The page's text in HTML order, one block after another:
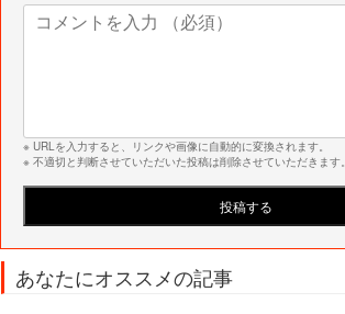
※ URLを入力すると、リンクや画像に自動的に変換されます。
※ 不適切と判断させていただいた投稿は削除させていただきます。
あなたにオススメの記事